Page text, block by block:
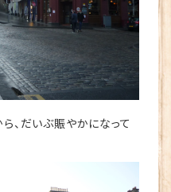
、だいぶ賑やかになって